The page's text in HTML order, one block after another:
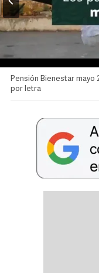
Pensión Bienestar
por letra